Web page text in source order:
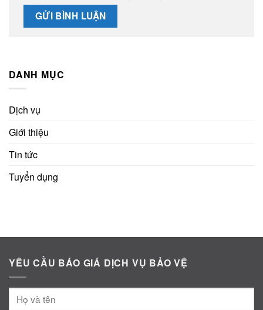
DANH MỤC
Dịch vụ
Giới thiệu
Tin tức
Tuyển dụng
YÊU CẦU BÁO GIÁ DỊCH VỤ BẢO VỆ